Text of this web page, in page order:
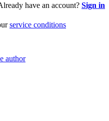
have an account? Sign in
service conditions
author